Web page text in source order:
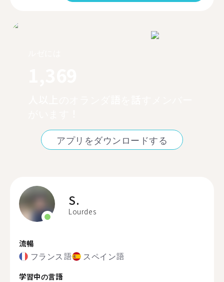
アプリをダウンロードする
S.
Lourdes
流暢
フランス語 スペイン語
学習中の言語